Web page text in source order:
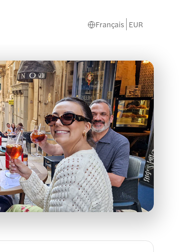
Français EUR